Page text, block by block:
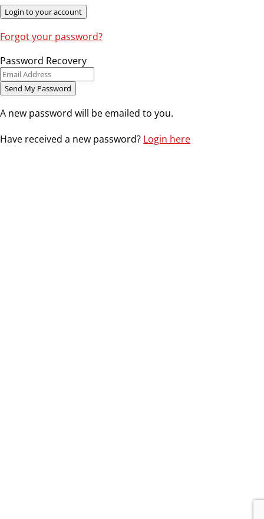
Forgot your password?
Password Recovery
A new password will be emailed to you.
Have received a new password? Login here